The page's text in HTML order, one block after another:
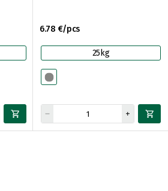
6.78 €/pcs
25kg